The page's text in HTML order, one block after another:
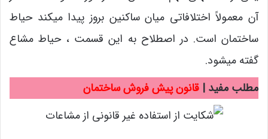
آن معمولاً اختلافاتی میان ساکنین بروز پیدا میکند حیاط
ساختمان است. در اصطلاح به این قسمت ، حیاط مشاع
گفته میشود.
مطلب مفید | قانون پیش فروش ساختمان